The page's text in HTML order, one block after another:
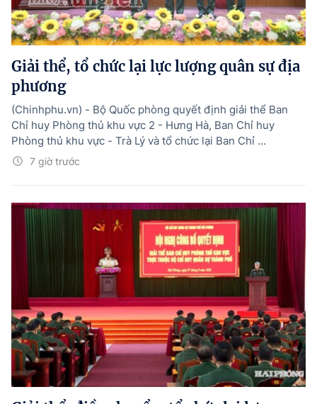
Giải thể, tổ chức lại lực lượng quân sự địa
phương
7 giờ trước
(Chinhphu.vn) - Bộ Quốc phòng quyết định giải thể Ban
Chỉ huy Phòng thủ khu vực 2 - Hưng Hà, Ban Chỉ huy
Phòng thủ khu vực - Trà Lý và tổ chức lại Ban Chỉ ...